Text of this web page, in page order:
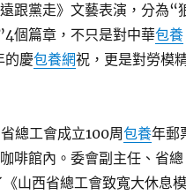
跟黨走》文藝表演，分為“
個篇章，不只是對中華包養
的慶包養網祝，更是對勞模
總工會成立100周包養年郵
啡館內。委會副主任、省總
山西省總工會致寬大休息模